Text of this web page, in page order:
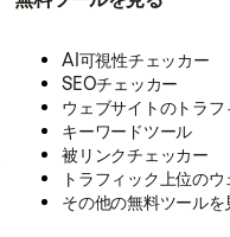
AI可視性チェッカー
SEOチェッカー
ウェブサイトのトラ
キーワードツール
被リンクチェッカー
トラフィック上位の
その他の無料ツールを